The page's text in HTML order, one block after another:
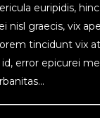
euripidis,
nisl graecis, vix
tincidunt vix
id, error epicurei